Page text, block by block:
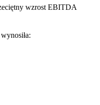
wzrost EBITDA